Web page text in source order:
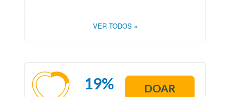
VER TODOS »
19% DOAR